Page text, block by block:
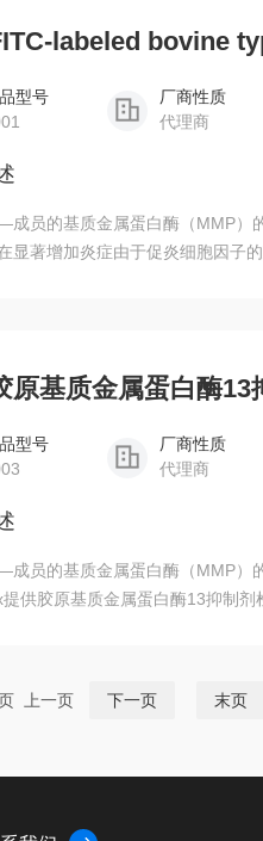
labeled bovine
型号
厂商性质
代理商
员的基质金属蛋白酶（MMP）
显著增加炎症由于促炎细胞因子
原基质金属蛋白酶13
型号
厂商性质
代理商
员的基质金属蛋白酶（MMP）
供胶原基质金属蛋白酶13抑制剂
上一页 下一页 末页